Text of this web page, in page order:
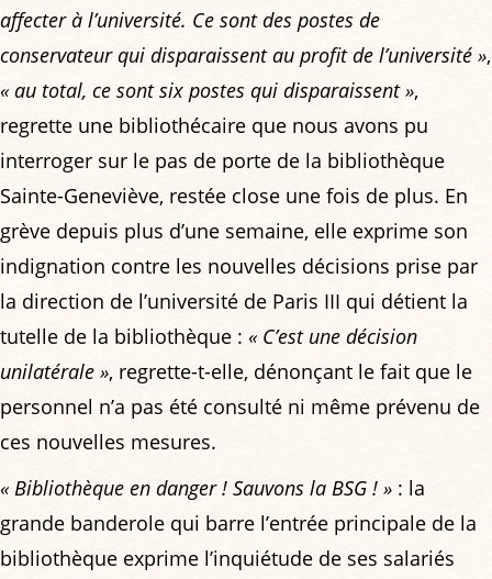
affecter à l’université. Ce sont des postes de
conservateur qui disparaissent au profit de l’université »,
« au total, ce sont six postes qui disparaissent »,
regrette une bibliothécaire que nous avons pu
interroger sur le pas de porte de la bibliothèque
Sainte-Geneviève, restée close une fois de plus. En
grève depuis plus d’une semaine, elle exprime son
indignation contre les nouvelles décisions prise par
la direction de l’université de Paris III qui détient la
tutelle de la bibliothèque : « C’est une décision
unilatérale », regrette-t-elle, dénonçant le fait que le
personnel n’a pas été consulté ni même prévenu de
ces nouvelles mesures.
« Bibliothèque en danger ! Sauvons la BSG ! » : la
grande banderole qui barre l’entrée principale de la
bibliothèque exprime l’inquiétude de ses salariés